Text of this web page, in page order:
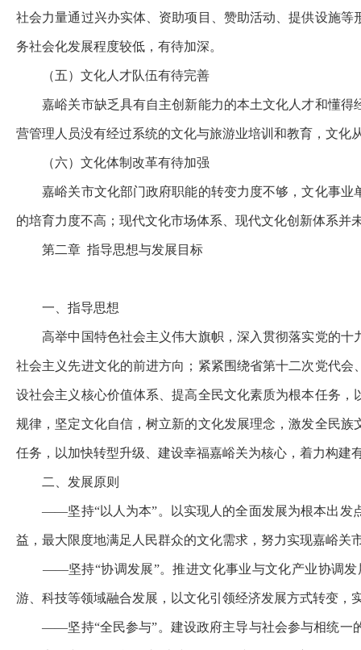
社会力量通过兴办实体、资助项目、赞助活动、提供设施
务社会化发展程度较低，有待加深。
（五）文化人才队伍有待完善
嘉峪关市缺乏具有自主创新能力的本土文化人才和懂
营管理人员没有经过系统的文化与旅游业培训和教育，文化
（六）文化体制改革有待加强
嘉峪关市文化部门政府职能的转变力度不够，文化事
的培育力度不高；现代文化市场体系、现代文化创新体系并
第二章 指导思想与发展目标
一、指导思想
高举中国特色社会主义伟大旗帜，深入贯彻落实党的
社会主义先进文化的前进方向；紧紧围绕省第十二次党代
设社会主义核心价值体系、提高全民文化素质为根本任务
规律，坚定文化自信，树立新的文化发展理念，激发全民
任务，以加快转型升级、建设幸福嘉峪关为核心，着力构
二、发展原则
——坚持“以人为本”。以实现人的全面发展为根本出发
益，最大限度地满足人民群众的文化需求，努力实现嘉峪
——坚持“协调发展”。推进文化事业与文化产业协调
游、科技等领域融合发展，以文化引领经济发展方式转变，
——坚持“全民参与”。建设政府主导与社会参与相统一